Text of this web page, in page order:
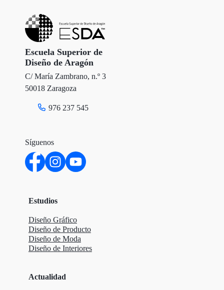
Escuela Superior de
Diseño de Aragón
C/ María Zambrano, n.º 3
50018 Zaragoza
976 237 545
Síguenos
Estudios
Diseño Gráfico
Diseño de Producto
Diseño de Moda
Diseño de Interiores
Actualidad